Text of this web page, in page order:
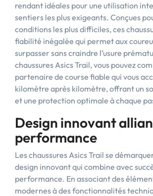
rendant idéales pour une utilisation
sentiers les plus exigeants. Conçues
conditions les plus difficiles, ces
fiabilité inégalée qui permet aux
surpasser sans craindre l’usure
chaussures Asics Trail, vous pouvez
partenaire de course fiable qui vous
kilomètre après kilomètre, offrant un
et une protection optimale à chaque
Design innovant
performance
Les chaussures Asics Trail se
design innovant qui combine avec
performance. En associant des
modernes à des fonctionnalités